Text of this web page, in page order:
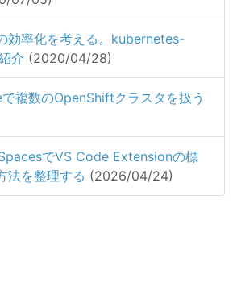
効率化を考える。kubernetes-
介 (2020/04/28)
複数のOpenShiftクラスタを扱う
でVS Code Extensionの標
法を整理する (2026/04/24)